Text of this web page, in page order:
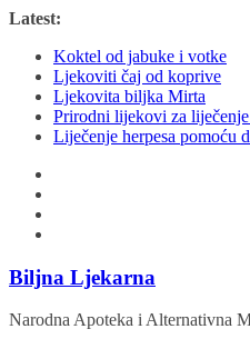
Skip
content
Latest:
Koktel od jabuke i votke
Ljekoviti čaj od koprive
Ljekovita biljka Mirta
Prirodni lijekovi za
Liječenje herpesa pomoću
Biljna Ljekarna
Narodna Apoteka i Alternativna